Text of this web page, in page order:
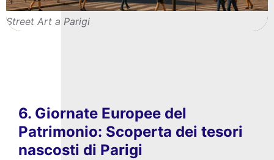
Street Art a Parigi
6. Giornate Europee del
Patrimonio: Scoperta dei tesori
nascosti di Parigi